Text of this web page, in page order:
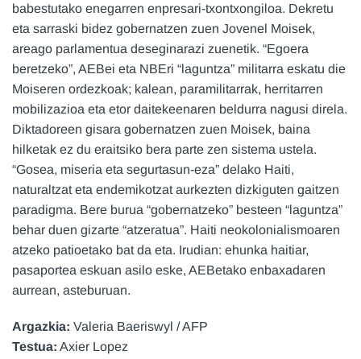
babestutako enegarren enpresari-txontxongiloa. Dekretu
eta sarraski bidez gobernatzen zuen Jovenel Moisek,
areago parlamentua deseginarazi zuenetik. “Egoera
beretzeko”, AEBei eta NBEri “laguntza” militarra eskatu die
Moiseren ordezkoak; kalean, paramilitarrak, herritarren
mobilizazioa eta etor daitekeenaren beldurra nagusi direla.
Diktadoreen gisara gobernatzen zuen Moisek, baina
hilketak ez du eraitsiko bera parte zen sistema ustela.
“Gosea, miseria eta segurtasun-eza” delako Haiti,
naturaltzat eta endemikotzat aurkezten dizkiguten gaitzen
paradigma. Bere burua “gobernatzeko” besteen “laguntza”
behar duen gizarte “atzeratua”. Haiti neokolonialismoaren
atzeko patioetako bat da eta. Irudian: ehunka haitiar,
pasaportea eskuan asilo eske, AEBetako enbaxadaren
aurrean, asteburuan.
Argazkia: Valeria Baeriswyl / AFP
Testua: Axier Lopez